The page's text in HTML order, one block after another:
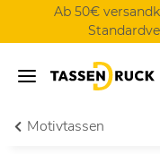
Ab 50€
Motivtassen